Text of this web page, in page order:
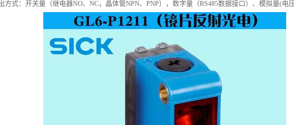
方式：开关量（继电器NO、NC，晶体管NPN、PNP），数字量（RS485数据接口）、模拟量(电